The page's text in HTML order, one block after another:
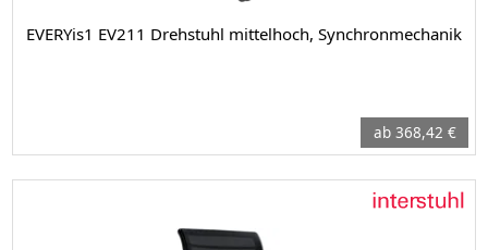
EVERYis1 EV211 Drehstuhl mittelhoch, Synchronmechanik
ab 368,42 €